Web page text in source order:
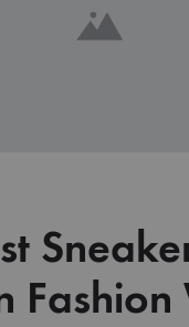
Fashion